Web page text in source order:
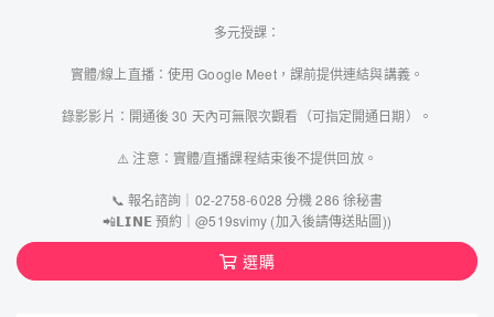
多元授課：
實體/線上直播：使用 Google Meet，課前提供連結與講義。
錄影影片：開通後 30 天內可無限次觀看（可指定開通日期）。
⚠️ 注意：實體/直播課程結束後不提供回放。
📞 報名諮詢｜02-2758-6028 分機 286 徐秘書
📲𝗟𝗜𝗡𝗘 預約｜@519svimy (加入後請傳送貼圖))
選購